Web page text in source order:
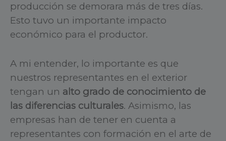
producción se demorara más de tres días.
Esto tuvo un importante impacto
económico para el productor.
A mi entender, lo importante es que
nuestros representantes en el exterior
tengan un alto grado de conocimiento de
las diferencias culturales. Asimismo, las
empresas han de tener en cuenta a
representantes con formación en el arte de